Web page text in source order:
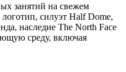
занятий на свежем
силуэт Half Dome,
наследие The North Face
среду, включая